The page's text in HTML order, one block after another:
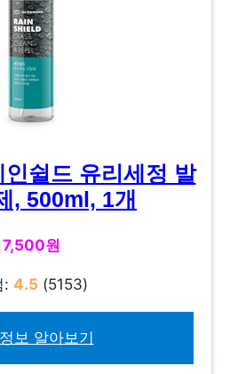
쉴드 유리세정 발
, 500ml, 1개
7,500원
: 4.5 (5153)
보 알아보기